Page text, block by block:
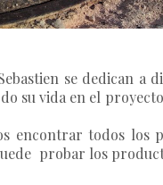
se dedican a
su vida en el
encontrar todos los
probar los